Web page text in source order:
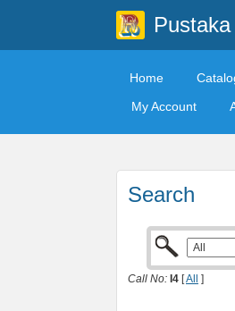
Home
My Account
Search
Call No: I4 [All ]